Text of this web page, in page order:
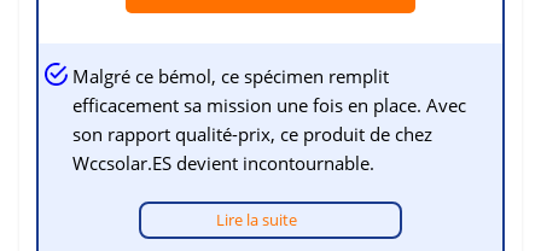
Malgré ce bémol, ce spécimen remplit
efficacement sa mission une fois en place. Avec
son rapport qualité-prix, ce produit de chez
Wccsolar.ES devient incontournable.
Lire la suite